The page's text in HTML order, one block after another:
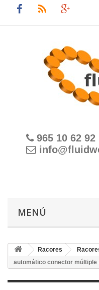
965 10 62 92
MENÚ
Racores
automático conector múltiple